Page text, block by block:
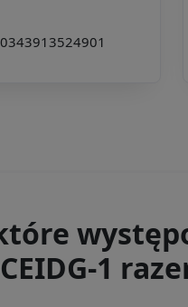
343913524901
1